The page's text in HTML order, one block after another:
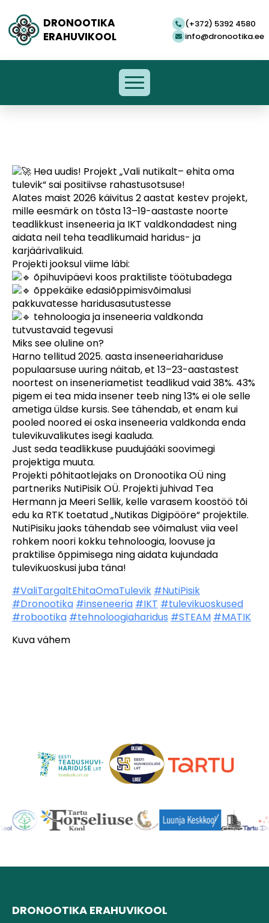
DRONOOTIKA
ERAHUVIKOOL
(+372) 5392 4580
info@dronootika.ee
Hea uudis! Projekt „Vali nutikalt– ehita oma
tulevik“ sai positiivse rahastusotsuse!
Alates maist 2026 käivitus 2 aastat kestev projekt,
mille eesmärk on tõsta 13–19-aastaste noorte
teadlikkust inseneeria ja IKT valdkondadest ning
aidata neil teha teadlikumaid haridus- ja
karjäärivalikuid.
Projekti jooksul viime läbi:
õpihuvipäevi koos praktiliste töötubadega
õppekäike edasiõppimisvõimalusi
pakkuvatesse haridusasutustesse
tehnoloogia ja inseneeria valdkonda
tutvustavaid tegevusi
Miks see oluline on?
Harno tellitud 2025. aasta inseneeriahariduse
populaarsuse uuring näitab, et 13–23-aastastest
noortest on inseneriametist teadlikud vaid 38%. 43%
pigem ei tea mida insener teeb ning 13% ei ole selle
ametiga üldse kursis. See tähendab, et enam kui
pooled noored ei oska inseneeria valdkonda enda
tulevikuvalikutes isegi kaaluda.
Just seda teadlikkuse puudujääki soovimegi
projektiga muuta.
Projekti põhitaotlejaks on Dronootika OÜ ning
partneriks NutiPisik OÜ. Projekti juhivad Tea
Hermann ja Meeri Sellik, kelle varasem koostöö tõi
edu ka RTK toetatud „Nutikas Digipööre“ projektile.
NutiPisiku jaoks tähendab see võimalust viia veel
rohkem noori kokku tehnoloogia, loovuse ja
praktilise õppimisega ning aidata kujundada
tulevikuoskusi juba täna!
#ValiTargaltEhitaOmaTulevik #NutiPisik
#Dronootika #inseneeria #IKT #tulevikuoskused
#robootika #tehnoloogiaharidus #STEAM #MATIK
Kuva vähem
DRONOOTIKA ERAHUVIKOOL